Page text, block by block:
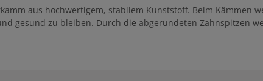
aus hochwertigem, stabilem Kunststoff. Beim Kämmen
gesund zu bleiben. Durch die abgerundeten Zahnspitzen